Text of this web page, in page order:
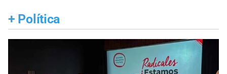
+ Política